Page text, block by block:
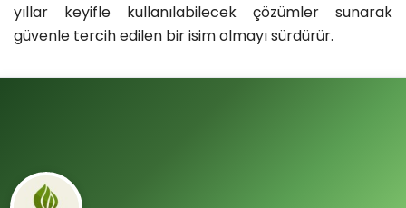
yıllar keyifle kullanılabilecek çözümler sunarak
güvenle tercih edilen bir isim olmayı sürdürür.